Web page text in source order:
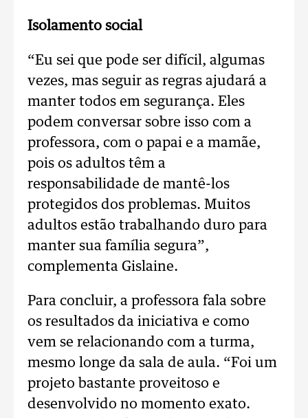
Isolamento social
“Eu sei que pode ser difícil, algumas
vezes, mas seguir as regras ajudará a
manter todos em segurança. Eles
podem conversar sobre isso com a
professora, com o papai e a mamãe,
pois os adultos têm a
responsabilidade de mantê-los
protegidos dos problemas. Muitos
adultos estão trabalhando duro para
manter sua família segura”,
complementa Gislaine.
Para concluir, a professora fala sobre
os resultados da iniciativa e como
vem se relacionando com a turma,
mesmo longe da sala de aula. “Foi um
projeto bastante proveitoso e
desenvolvido no momento exato.